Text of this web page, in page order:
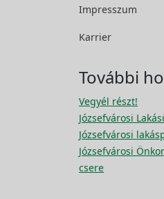
Impresszum
Karrier
További
Vegyél részt!
Józsefvárosi
Józsefvárosi
Józsefvárosi
csere